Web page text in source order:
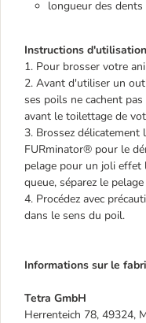
longueur des
Instructions
1. Pour brosser votre
2. Avant d'utiliser un
ses poils ne cachent
avant le toilettage de
3. Brossez délicatement
FURminator® pour le
pelage pour un joli effet
queue, séparez le
4. Procédez avec
dans le sens du poil.
Informations sur le
Tetra GmbH
Herrenteich 78, 49324,